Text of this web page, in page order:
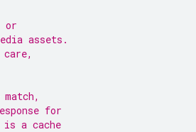
or
assets.
for
a cache